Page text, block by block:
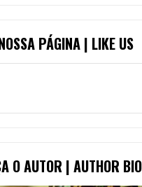
PÁGINA | LIKE US
O AUTOR | AUTHOR BIO